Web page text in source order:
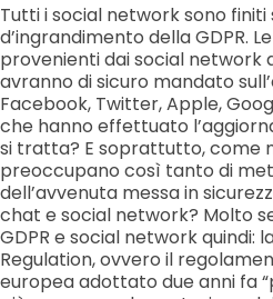
Tutti i social network sono
d’ingrandimento della GDPR.
provenienti dai social network
avranno di sicuro mandato
Facebook, Twitter, Apple,
che hanno effettuato
si tratta? E soprattutto, come
preoccupano così tanto di
dell’avvenuta messa in
chat e social network? Molto
GDPR e social network quindi:
Regulation, ovvero il
europea adottato due anni fa